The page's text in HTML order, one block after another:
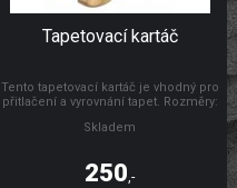
Tapetovací kartáč
Tento tapetovací kartáč je vhodný pro
přitlačení a vyrovnání tapet. Rozměry:
Skladem
250,-